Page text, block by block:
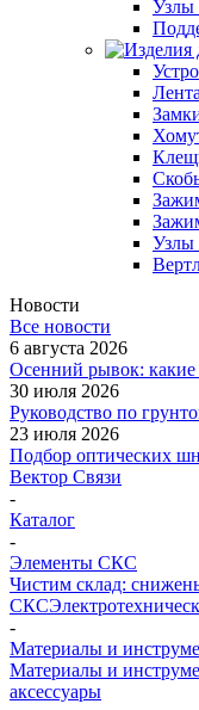
Узлы
Узлы
Новости
Все новости
6 августа 2026
Осенний рывок: какие
30 июля 2026
Руководство по
23 июля 2026
Подбор оптических
Вектор Связи
-
Каталог
-
Элементы СКС
Чистим склад:
СКС
-
Материалы и
Материалы и
аксессуары